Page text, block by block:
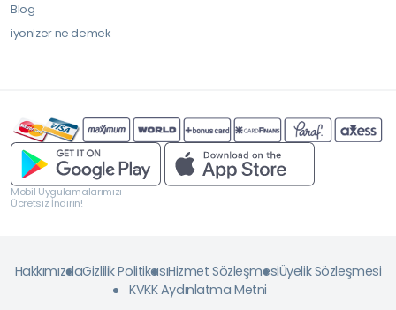
Blog
iyonizer ne demek
Mobil Uygulamalarımızı
Ücretsiz İndirin!
HakkımızdaGizlilik PolitikasıHizmet SözleşmesiÜyelik Sözleşmesi
KVKK Aydınlatma Metni